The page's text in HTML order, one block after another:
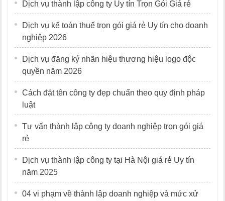
Dịch vụ thành lập công ty Uy tín Trọn Gói Giá rẻ
Dịch vụ kế toán thuế trọn gói giá rẻ Uy tín cho doanh
nghiệp 2026
Dịch vụ đăng ký nhãn hiệu thương hiệu logo độc
quyền năm 2026
Cách đặt tên công ty đẹp chuẩn theo quy định pháp
luật
Tư vấn thành lập công ty doanh nghiệp trọn gói giá
rẻ
Dịch vụ thành lập công ty tại Hà Nội giá rẻ Uy tín
năm 2025
04 vi phạm về thành lập doanh nghiệp và mức xử